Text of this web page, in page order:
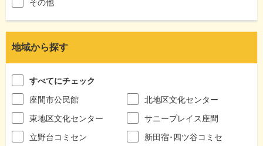
その他
地域から探す
すべてにチェック
座間市公民館
北地区文化センター
東地区文化センター
サニープレイス座間
立野台コミセン
新田宿･四ツ谷コミセ